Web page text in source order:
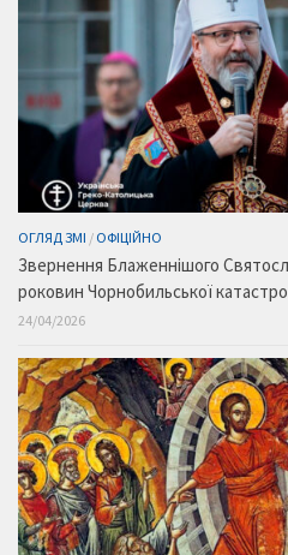
ОГЛЯД ЗМІ / ОФІЦІЙНО
Звернення Блаженнішого
роковин Чорнобильської
24/04/2026